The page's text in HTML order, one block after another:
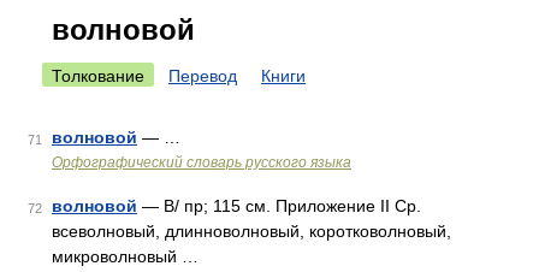
волновой
Толкование Перевод Книги
71 волновой — …
Орфографический словарь русского языка
72 волновой — B/ пр; 115 см. Приложение II Ср.
всеволновый, длинноволновый, коротковолновый,
микроволновый …